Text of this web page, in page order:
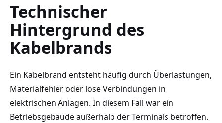
Technischer
Hintergrund des
Kabelbrands
Ein Kabelbrand entsteht häufig durch Überlastungen,
Materialfehler oder lose Verbindungen in
elektrischen Anlagen. In diesem Fall war ein
Betriebsgebäude außerhalb der Terminals betroffen.